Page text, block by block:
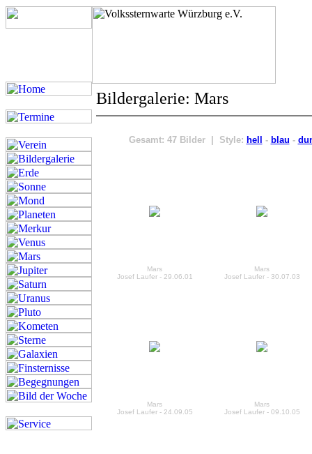
Bildergalerie: Mars
Gesamt: 47 Bilder | Style: hell - blau -
Mars
Josef Laufer - 29.06.01
Mars
Josef Laufer - 30.07.03
Mars
Josef Laufer - 24.09.05
Mars
Josef Laufer - 09.10.05